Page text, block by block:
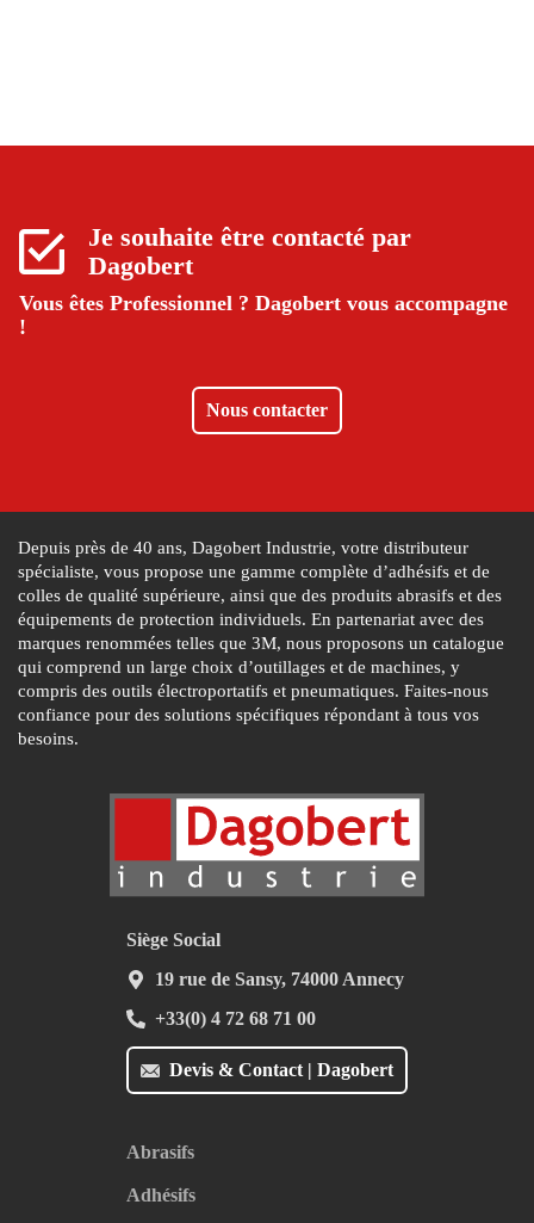
Je souhaite être contacté par
Dagobert
Vous êtes Professionnel ? Dagobert vous accompagne
!
Nous contacter
Depuis près de 40 ans, Dagobert Industrie, votre distributeur
spécialiste, vous propose une gamme complète d’adhésifs et de
colles de qualité supérieure, ainsi que des produits abrasifs et des
équipements de protection individuels. En partenariat avec des
marques renommées telles que 3M, nous proposons un catalogue
qui comprend un large choix d’outillages et de machines, y
compris des outils électroportatifs et pneumatiques. Faites-nous
confiance pour des solutions spécifiques répondant à tous vos
besoins.
Devis & Contact | Dagobert
Siège Social
19 rue de Sansy, 74000 Annecy
+33(0) 4 72 68 71 00
Abrasifs
Adhésifs